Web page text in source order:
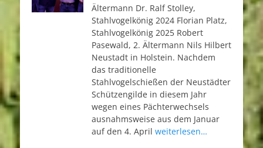
Ältermann Dr. Ralf Stolley,
Stahlvogelkönig 2024 Florian Platz,
Stahlvogelkönig 2025 Robert
Pasewald, 2. Ältermann Nils Hilbert
Neustadt in Holstein. Nachdem
das traditionelle
Stahlvogelschießen der Neustädter
Schützengilde in diesem Jahr
wegen eines Pächterwechsels
ausnahmsweise aus dem Januar
auf den 4. April weiterlesen…